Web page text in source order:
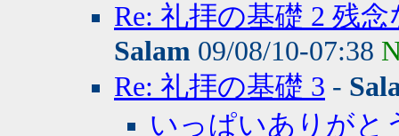
Re: 礼拝の基礎 2 残
Salam 09/08/10-07:38
Re: 礼拝の基礎 3 -
いっぱいありがと